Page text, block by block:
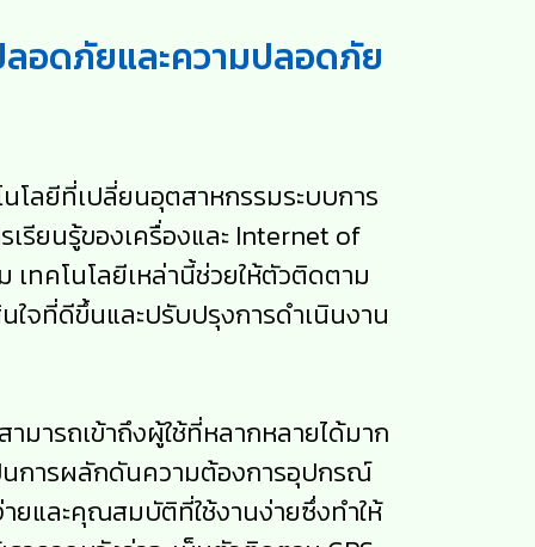
ลอดภัยและความปลอดภัย
โลยีที่เปลี่ยนอุตสาหกรรมระบบการ
ยนรู้ของเครื่องและ Internet of
เทคโนโลยีเหล่านี้ช่วยให้ตัวติดตาม
ใจที่ดีขึ้นและปรับปรุงการดำเนินงาน
มารถเข้าถึงผู้ใช้ที่หลากหลายได้มาก
นการผลักดันความต้องการอุปกรณ์
ายและคุณสมบัติที่ใช้งานง่ายซึ่งทำให้